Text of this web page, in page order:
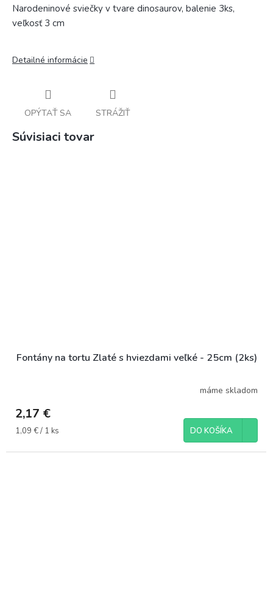
Narodeninové sviečky v tvare dinosaurov, balenie 3ks,
veľkosť 3 cm
Detailné informácie
OPÝTAŤ SA STRÁŽIŤ
Súvisiaci tovar
Fontány na tortu Zlaté s hviezdami veľké - 25cm (2ks)
máme skladom
2,17 €
Jednotková
1,09 € / 1 ks DO KOŠÍKA